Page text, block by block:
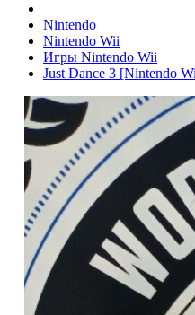
Nintendo
Nintendo Wii
Игры Nintendo Wii
Just Dance 3 [Nintendo